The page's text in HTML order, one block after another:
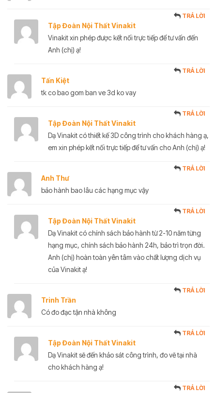
Tập Đoàn Nội Thất Vinakit
TRẢ LỜI
Vinakit xin phép được kết nối trực tiếp để tư vấn đến
Anh (chị) ạ!
Tấn Kiệt
TRẢ LỜI
tk co bao gom ban ve 3d ko vay
Tập Đoàn Nội Thất Vinakit
TRẢ LỜI
Dạ Vinakit có thiết kế 3D công trình cho khách hàng ạ,
em xin phép kết nối trực tiếp để tư vấn cho Anh (chị) ạ!
Anh Thư
TRẢ LỜI
bảo hành bao lâu các hạng mục vậy
Tập Đoàn Nội Thất Vinakit
TRẢ LỜI
Dạ Vinakit có chính sách bảo hành từ 2-10 năm từng
hạng mục, chính sách bảo hành 24h, bảo trì trọn đời.
Anh (chị) hoàn toàn yên tâm vào chất lượng dịch vụ
của Vinakit ạ!
Trinh Trần
TRẢ LỜI
Có đo đạc tận nhà không
Tập Đoàn Nội Thất Vinakit
TRẢ LỜI
Dạ Vinakit sẽ đến khảo sát công trình, đo vẽ tại nhà
cho khách hàng ạ!
TRẢ LỜI